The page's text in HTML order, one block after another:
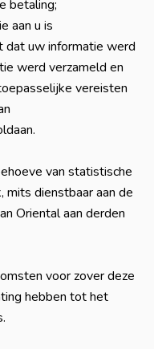
betaling;
aan u is
dat uw informatie werd
werd verzameld en
vereisten
van statistische
mits dienstbaar aan de
Oriental aan derden
voor zover deze
hebben tot het